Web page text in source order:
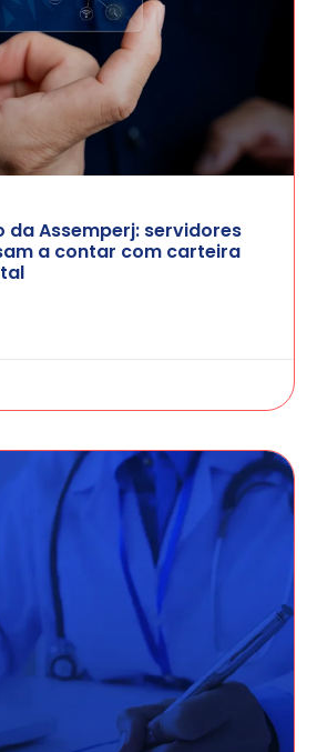
da Assemperj: servidores
a contar com carteira